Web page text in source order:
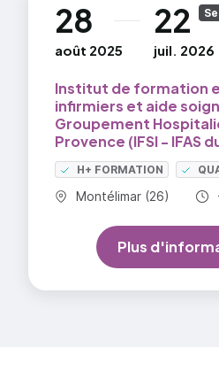
28
août 2025
au 22
juil. 2026
Institut de formation
infirmiers et aide
Groupement
Provence (IFSI - IFAS
H+ FORMATION
Commune :
Montélimar (26)
Plus